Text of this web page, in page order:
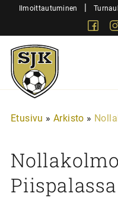
SiirryIlmoittautuminen |
Sjk-
Juniorit
Etusivu » Arkisto »
Piispalassa